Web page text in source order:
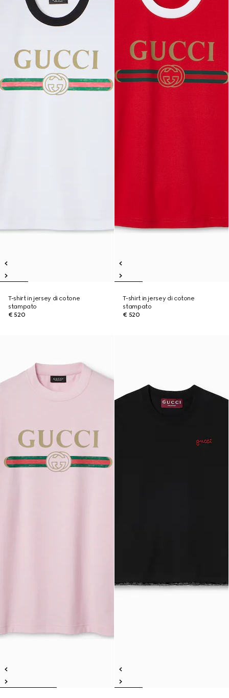
T-shirt in jersey di cotone
stampato
€ 520
T-shirt in jersey di cotone
stampato
€ 520